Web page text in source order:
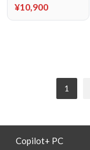
¥10,900
1
Copilot+ PC